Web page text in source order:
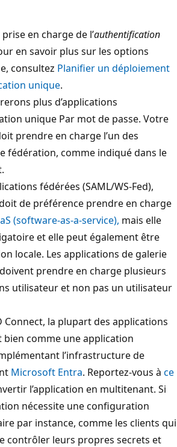
en charge de l’authentification
en savoir plus sur les options
consultez Planifier un déploiement
unique.
plus d’applications
unique Par mot de passe. Votre
prendre en charge l’un des
fédération, comme indiqué dans le
fédérées (SAML/WS-Fed),
de préférence prendre en charge
(software-as-a-service), mais elle
et elle peut également être
locale. Les applications de galerie
prendre en charge plusieurs
utilisateur et non pas un utilisateur
Connect, la plupart des applications
comme une application
l’infrastructure de
Microsoft Entra. Reportez-vous à ce
l’application en multitenant. Si
nécessite une configuration
par instance, comme les clients qui
contrôler leurs propres secrets et